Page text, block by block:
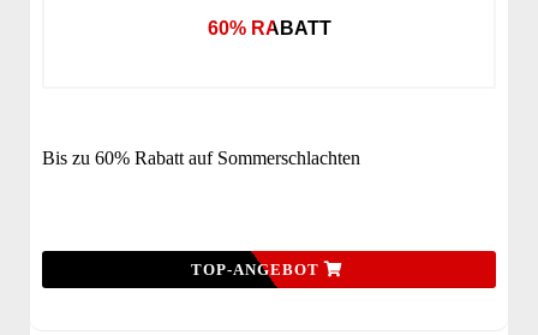
60% RABATT
Bis zu 60% Rabatt auf Sommerschlachten
TOP-ANGEBOT